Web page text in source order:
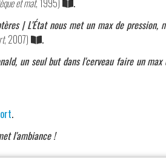
et mat, 1995)
.
| L'État nous met un max de pression,
, 2007)
.
un seul but dans l'cerveau faire un
.
l'ambiance !